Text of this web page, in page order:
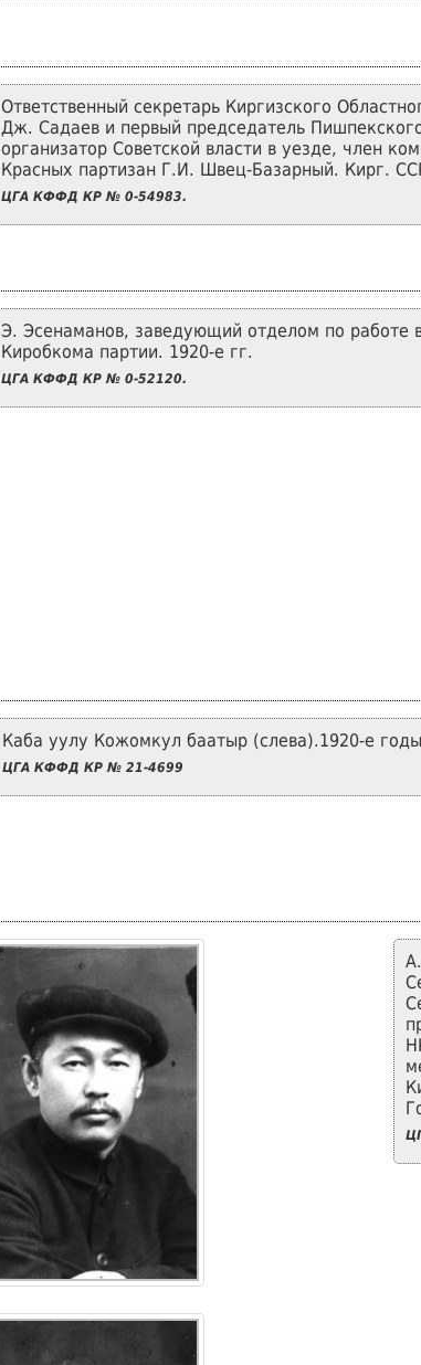
Ответственный секретарь Киргизского
Дж. Садаев и первый председатель
организатор Советской власти в уезде, член
Красных партизан Г.И. Швец-Базарный. Кирг.
ЦГА КФФД КР № 0-54983.
Э. Эсенаманов, заведующий отделом по работе
Киробкома партии. 1920-e гг.
ЦГА КФФД КР № 0-52120.
Каба уулу Кожомкул баатыр (слева).1920-е
ЦГА КФФД КР № 21-4699